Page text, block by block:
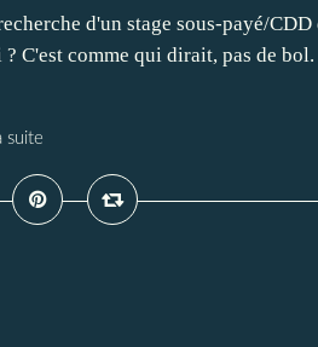
d'un stage sous-payé/
C'est comme qui dirait, pas de
suite